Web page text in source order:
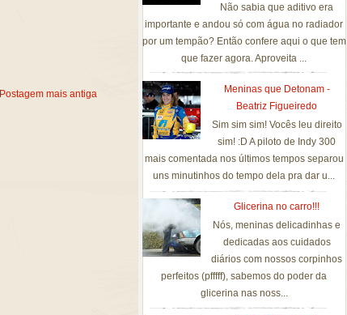
Postagem mais antiga
Não sabia que aditivo era
importante e andou só com água no radiador
por um tempão? Então confere aqui o que tem
que fazer agora. Aproveita ...
Meninas que Detonam -
Beatriz Figueiredo
Sim sim sim! Vocês leu direito
sim! :D A piloto de Indy 300
mais comentada nos últimos tempos separou
uns minutinhos do tempo dela pra dar u...
Glicerina no carro!!!
Nós, meninas delicadinhas e
dedicadas aos cuidados
diários com nossos corpinhos
perfeitos (pfffff), sabemos do poder da
glicerina nas noss...